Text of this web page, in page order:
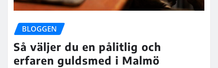
BLOGGEN
Så väljer du en pålitlig och
erfaren guldsmed i Malmö